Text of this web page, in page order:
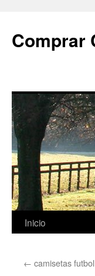
Comprar
Saltar
contenido
Inicio
← camisetas